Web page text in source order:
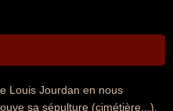
Louis Jourdan en nous
sa sépulture (cimétière...).